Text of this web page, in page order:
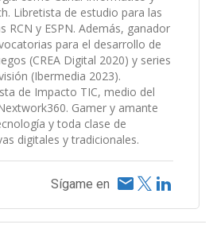
Libretista de estudio para las
RCN y ESPN. Además, ganador
para el desarrollo de
(CREA Digital 2020) y series
(Ibermedia 2023).
de Impacto TIC, medio del
Gamer y amante
y toda clase de
digitales y tradicionales.
Sígame en